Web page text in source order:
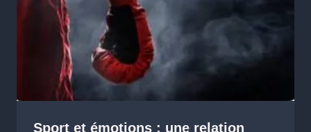
Sport et émotions : une relation